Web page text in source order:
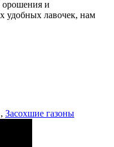
орошения и
удобных лавочек, нам
, Засохшие газоны